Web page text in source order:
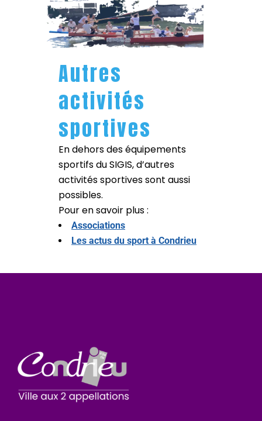
Autres
activités
sportives
En dehors des équipements
sportifs du SIGIS, d’autres
activités sportives sont aussi
possibles.
Pour en savoir plus :
Associations
Les actus du sport à Condrieu